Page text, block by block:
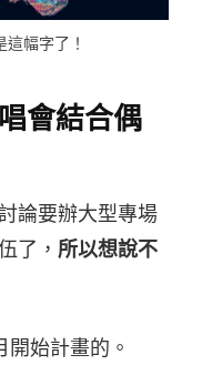
幅字了！
會結合偶
論要辦大型專場
了， 所以想說不
開始計畫的。